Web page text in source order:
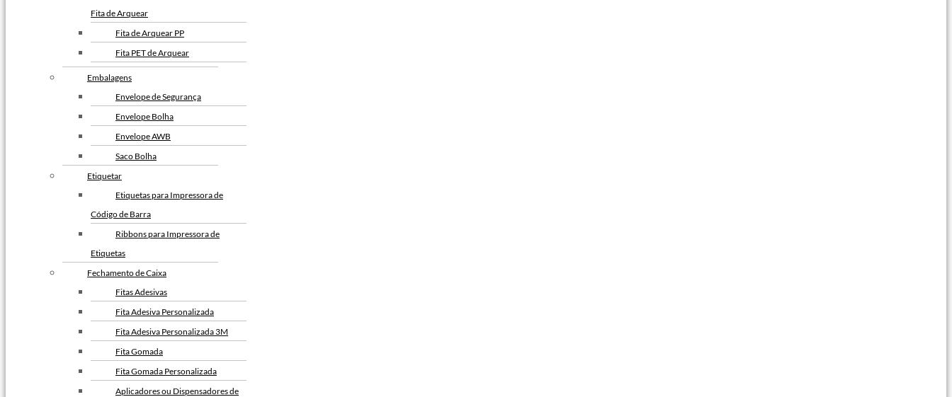
Fita de Arquear
Fita de Arquear 10mm
Fita de Arquear 13mm
Fita de Arquear 16mm
Fita de Arquear PET
Fita de Arquear Phoenix
Selo para Fita de Arquear
Preço da Fita Gomada
Personalizada
Preço da Fita Gomada
Fita Gomada Personalizada
Fita Gomada de Papel
Fita Gomada com Reforço
Fabricante de Fita Gomada
Envelope de Segurança
Envelope de Segurança com Lacre
Adesivo
Envelope de Segurança com
Fita de Arquear
Fita de Arquear PP
Fita PET de Arquear
Arquear
Embalagens
Envelope de Segurança
Envelope Bolha
Envelope AWB
Saco Bolha
Etiquetar
Etiquetas para Impressora de
Código de Barra
Ribbons para Impressora de
Etiquetas
Fechamento de Caixa
Fitas Adesivas
Fita Adesiva Personalizada
Fita Adesiva Personalizada 3M
Fita Gomada
Fita Gomada Personalizada
Aplicadores ou Dispensadores de